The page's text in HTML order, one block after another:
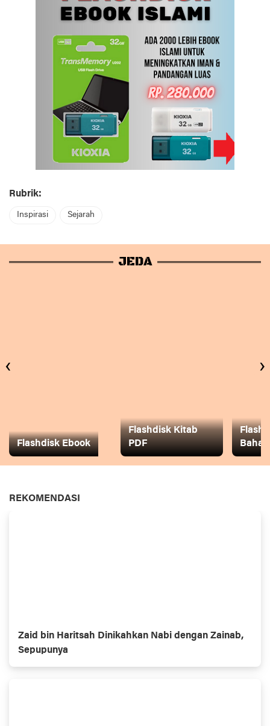
Rubrik:
Inspirasi Sejarah
JEDA
Flashdisk Ebook
Flashdisk Kitab
PDF
Baha
‹ ›
REKOMENDASI
Zaid bin Haritsah Dinikahkan Nabi dengan Zainab,
Sepupunya